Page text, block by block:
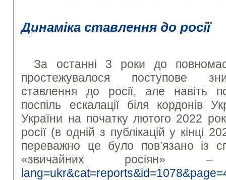
Динаміка ставлення до росії
За останні 3 роки до
простежувалося поступове
ставлення до росії, але навіть
поспіль ескалації біля кордонів
України на початку лютого 2022
росії (в одній з публікацій у кінці
переважно це було пов’язано із
«звичайних